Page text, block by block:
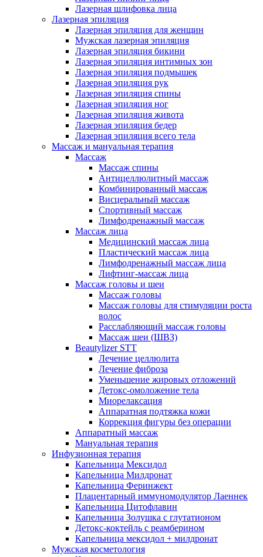
Лазерная шлифовка лица
Лазерная эпиляция
Лазерная эпиляция для женщин
Мужская лазерная эпиляция
Лазерная эпиляция бикини
Лазерная эпиляция интимных зон
Лазерная эпиляция подмышек
Лазерная эпиляция рук
Лазерная эпиляция спины
Лазерная эпиляция ног
Лазерная эпиляция живота
Лазерная эпиляция бедер
Лазерная эпиляция всего тела
Массаж и мануальная терапия
Массаж
Массаж спины
Антицеллюлитный массаж
Комбинированный массаж
Висцеральный массаж
Спортивный массаж
Лимфодренажный массаж
Массаж лица
Медицинский массаж лица
Пластический массаж лица
Лимфодренажный массаж лица
Лифтинг-массаж лица
Массаж головы и шеи
Массаж головы
Массаж головы для стимуляции роста
волос
Расслабляющий массаж головы
Массаж шеи (ШВЗ)
Beautylizer STT
Лечение целлюлита
Лечение фиброза
Уменьшение жировых отложений
Детокс-омоложение тела
Миорелаксация
Аппаратная подтяжка кожи
Коррекция фигуры без операции
Аппаратный массаж
Мануальная терапия
Инфузионная терапия
Капельница Мексидол
Капельница Милдронат
Капельница Феринжект
Плацентарный иммуномодулятор Лаеннек
Капельница Цитофлавин
Капельница Золушка с глутатионом
Детокс-коктейль с реамберином
Капельница мексидол + милдронат
Мужская косметология